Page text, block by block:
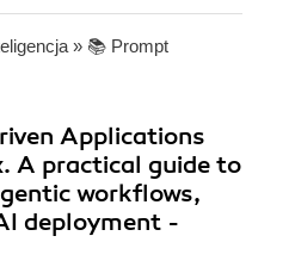
» 📚 Prompt
Applications
A practical guide to
workflows,
deployment -